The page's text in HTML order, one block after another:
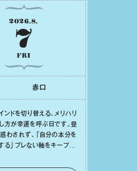
2026.8.
7
FRI
⾚⼝
ンドを切り替える、メリハリ
⽅が幸運を呼ぶ⽇です。昼
わされず、「⾃分の本分を
る」ブレない軸をキープし
ないよう、⼼にしっかりブ